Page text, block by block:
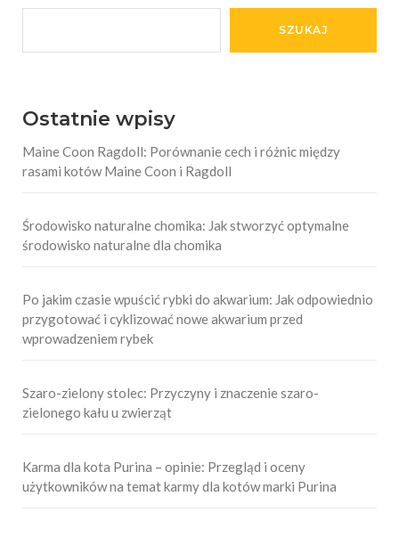
SZUKAJ
Ostatnie wpisy
Maine Coon Ragdoll: Porównanie cech i różnic między
rasami kotów Maine Coon i Ragdoll
Środowisko naturalne chomika: Jak stworzyć optymalne
środowisko naturalne dla chomika
Po jakim czasie wpuścić rybki do akwarium: Jak odpowiednio
przygotować i cyklizować nowe akwarium przed
wprowadzeniem rybek
Szaro-zielony stolec: Przyczyny i znaczenie szaro-
zielonego kału u zwierząt
Karma dla kota Purina – opinie: Przegląd i oceny
użytkowników na temat karmy dla kotów marki Purina